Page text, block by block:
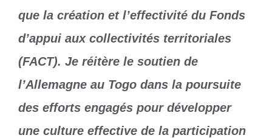
que la création et l’effectivité du Fonds
d’appui aux collectivités territoriales
(FACT). Je réitère le soutien de
l’Allemagne au Togo dans la poursuite
des efforts engagés pour développer
une culture effective de la participation